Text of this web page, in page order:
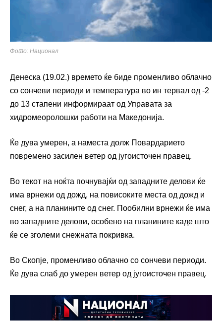
Фото: Национал
Денеска (19.02.) времето ќе биде променливо облачно
со сончеви периоди и температура во ин тервал од -2
до 13 стапени информираат од Управата за
хидромеоролошки работи на Македонија.
Ќе дува умерен, а наместа долж Повардарието
повремено засилен ветер од југоисточен правец.
Во текот на ноќта почнувајќи од западните делови ќе
има врнежи од дожд, на повисоките места од дожд и
снег, а на планините од снег. Пообилни врнежи ќе има
во западните делови, особено на планините каде што
ќе се зголеми снежната покривка.
Во Скопје, променливо облачно со сончеви периоди.
Ќе дува слаб до умерен ветер од југоисточен правец.